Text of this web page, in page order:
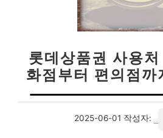
롯데상품권 사용
화점부터 편의점까
2025-06-01 작성자: